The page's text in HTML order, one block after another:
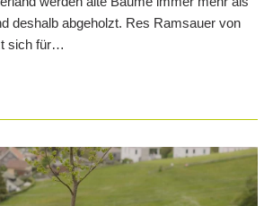
deshalb abgeholzt. Res Ramsauer von
sich für…